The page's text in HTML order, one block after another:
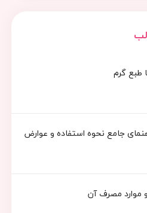
طبع گرم
جامع نحوه استفاده و عوارض
موارد مصرف آن